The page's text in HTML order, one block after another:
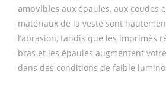
amovibles aux épaules, aux coudes
matériaux de la veste sont
l’abrasion, tandis que les imprimés
bras et les épaules augmentent
dans des conditions de faible